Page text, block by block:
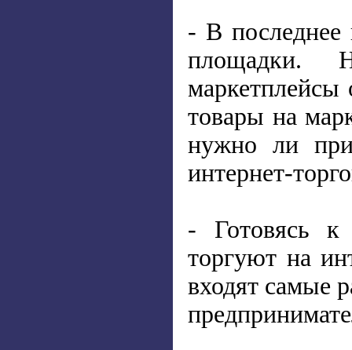
- В последнее
площадки.
товары на
нужно ли
интернет-
- Готовясь к
торгуют на
входят самые